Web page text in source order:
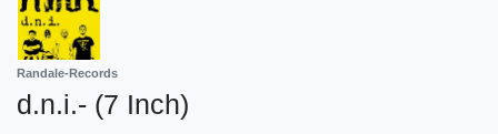
Randale-Records
d.n.i.- (7 Inch)